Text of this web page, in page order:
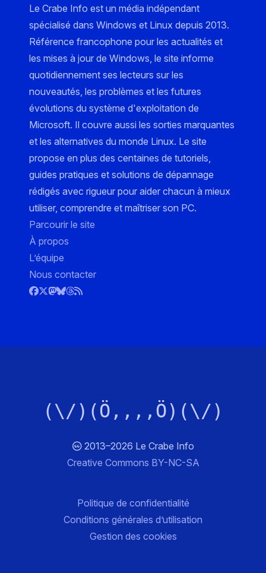
Le Crabe Info est un média indépendant
spécialisé dans Windows et Linux depuis 2013.
Référence francophone pour les actualités et
les mises à jour de Windows, le site informe
quotidiennement ses lecteurs sur les
nouveautés, les problèmes et les futures
évolutions du système d'exploitation de
Microsoft. Il couvre aussi les sorties marquantes
et les alternatives du monde Linux. Le site
propose en plus des centaines de tutoriels,
guides pratiques et solutions de dépannage
rédigés avec rigueur pour aider chacun à mieux
utiliser, comprendre et maîtriser son PC.
Parcourir le site
À propos
L’équipe
Nous contacter
(\/)(Ö,,,,Ö)(\/)
2013–2026 Le Crabe Info
Creative Commons BY-NC-SA
Politique de confidentialité
Conditions générales d’utilisation
Gestion des cookies